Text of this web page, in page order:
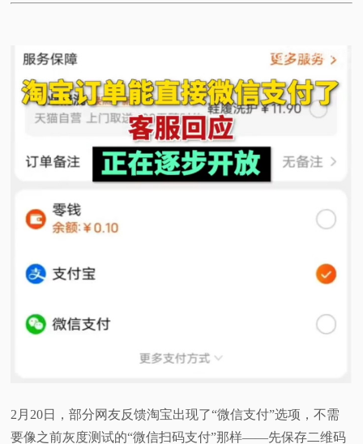
2月20日，部分网友反馈淘宝出现了“微信支付”选项，不需
要像之前灰度测试的“微信扫码支付”那样——先保存二维码